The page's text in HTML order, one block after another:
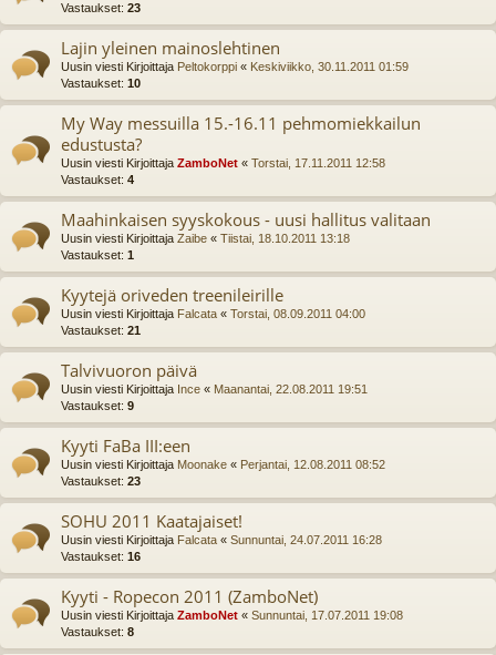
Vastaukset: 23
Lajin yleinen mainoslehtinen
Uusin viesti Kirjoittaja Peltokorppi « Keskiviikko, 30.11.2011 01:59
Vastaukset: 10
My Way messuilla 15.-16.11 pehmomiekkailun
edustusta?
Uusin viesti Kirjoittaja ZamboNet « Torstai, 17.11.2011 12:58
Vastaukset: 4
Maahinkaisen syyskokous - uusi hallitus valitaan
Uusin viesti Kirjoittaja Zaibe « Tiistai, 18.10.2011 13:18
Vastaukset: 1
Kyytejä oriveden treenileirille
Uusin viesti Kirjoittaja Falcata « Torstai, 08.09.2011 04:00
Vastaukset: 21
Talvivuoron päivä
Uusin viesti Kirjoittaja Ince « Maanantai, 22.08.2011 19:51
Vastaukset: 9
Kyyti FaBa III:een
Uusin viesti Kirjoittaja Moonake « Perjantai, 12.08.2011 08:52
Vastaukset: 23
SOHU 2011 Kaatajaiset!
Uusin viesti Kirjoittaja Falcata « Sunnuntai, 24.07.2011 16:28
Vastaukset: 16
Kyyti - Ropecon 2011 (ZamboNet)
Uusin viesti Kirjoittaja ZamboNet « Sunnuntai, 17.07.2011 19:08
Vastaukset: 8